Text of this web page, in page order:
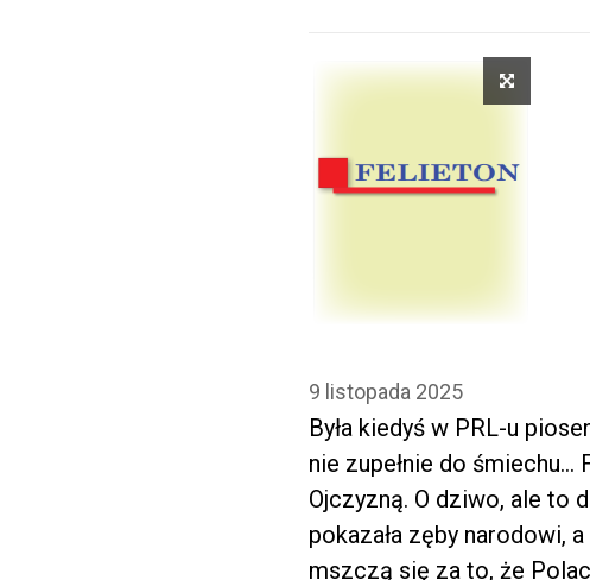
9 listopada 2025
Była kiedyś w PRL-u
nie zupełnie do śmiechu…
Ojczyzną. O dziwo, ale to
pokazała zęby narodowi,
mszczą się za to, że